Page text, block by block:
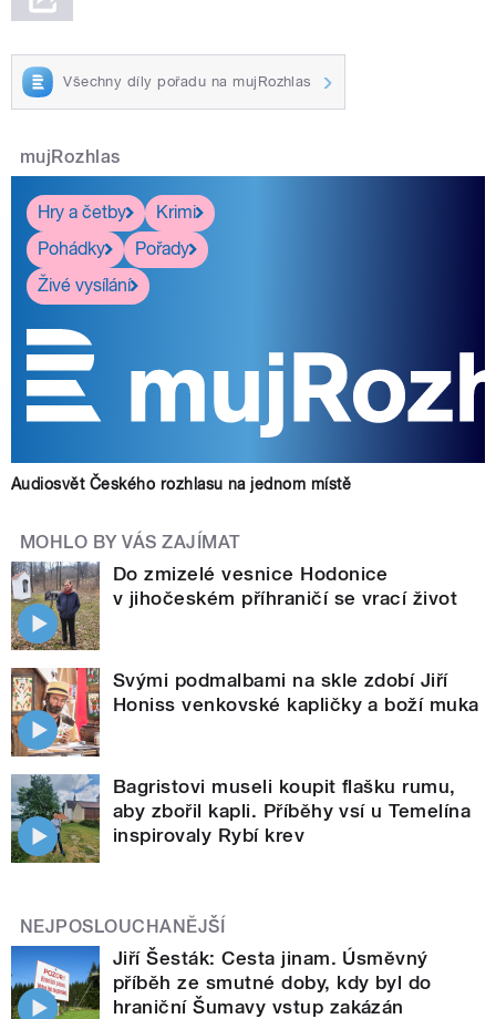
Všechny díly pořadu na mujRozhlas
mujRozhlas
Hry a četby
Krimi
Pohádky
Pořady
Živé vysílání
Audiosvět Českého rozhlasu na jednom místě
MOHLO BY VÁS ZAJÍMAT
Do zmizelé vesnice Hodonice
v jihočeském příhraničí se vrací život
Svými podmalbami na skle zdobí Jiří
Honiss venkovské kapličky a boží muka
Bagristovi museli koupit flašku rumu,
aby zbořil kapli. Příběhy vsí u Temelína
inspirovaly Rybí krev
NEJPOSLOUCHANĚJŠÍ
Jiří Šesták: Cesta jinam. Úsměvný
příběh ze smutné doby, kdy byl do
hraniční Šumavy vstup zakázán